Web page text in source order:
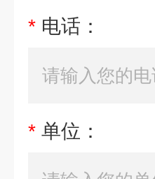
* 电话：
* 单位：